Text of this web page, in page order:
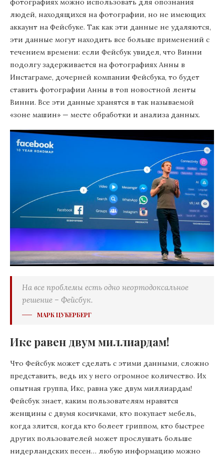
фотографиях можно использовать для опознания
людей, находящихся на фотографии, но не имеющих
аккаунт на Фейсбуке. Так как эти данные не удаляются,
эти данные могут находить все больше применений с
течением времени: если Фейсбук увидел, что Винни
подолгу задерживается на фотографиях Анны в
Инстаграме, дочерней компании Фейсбука, то будет
ставить фотографии Анны в топ новостной ленты
Винни. Все эти данные хранятся в так называемой
«зоне машин» — месте обработки и анализа данных.
На все проблемы есть одно неортодоксальное
решение – Фейсбук.
МАРК ЦУКЕРБЕРГ
Икс равен двум миллиардам!
Что Фейсбук может сделать с этими данными, сложно
представить, ведь их у него огромное количество. Их
опытная группа, Икс, равна уже двум миллиардам!
Фейсбук знает, каким пользователям нравятся
женщины с двумя косичками, кто покупает мебель,
когда злится, когда кто болеет гриппом, кто быстрее
других пользователей может прослушать больше
нидерландских песен… любую информацию можно